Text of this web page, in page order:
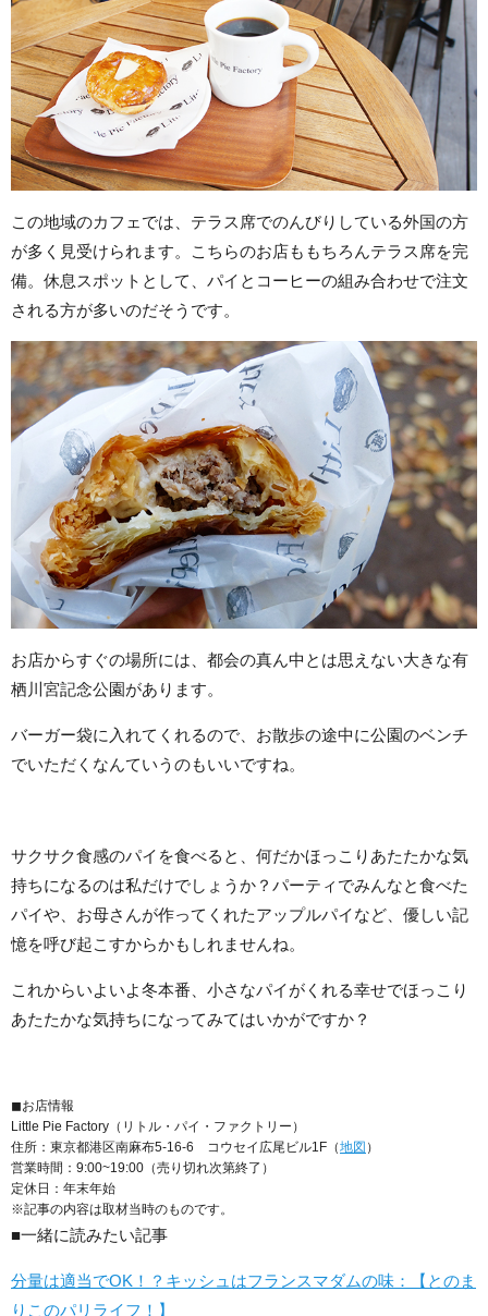
この地域のカフェでは、テラス席でのんびりしている外国の方
が多く見受けられます。こちらのお店ももちろんテラス席を完
備。休息スポットとして、パイとコーヒーの組み合わせで注文
される方が多いのだそうです。
お店からすぐの場所には、都会の真ん中とは思えない大きな有
栖川宮記念公園があります。
バーガー袋に入れてくれるので、お散歩の途中に公園のベンチ
でいただくなんていうのもいいですね。
サクサク食感のパイを食べると、何だかほっこりあたたかな気
持ちになるのは私だけでしょうか？パーティでみんなと食べた
パイや、お母さんが作ってくれたアップルパイなど、優しい記
憶を呼び起こすからかもしれませんね。
これからいよいよ冬本番、小さなパイがくれる幸せでほっこり
あたたかな気持ちになってみてはいかがですか？
◼︎お店情報
Little Pie Factory（リトル・パイ・ファクトリー）
住所：東京都港区南麻布5-16-6 コウセイ広尾ビル1F（地図 ）
営業時間：9:00~19:00（売り切れ次第終了）
定休日：年末年始
※記事の内容は取材当時のものです。
■一緒に読みたい記事
分量は適当でOK！？キッシュはフランスマダムの味：【とのま
りこのパリライフ！】